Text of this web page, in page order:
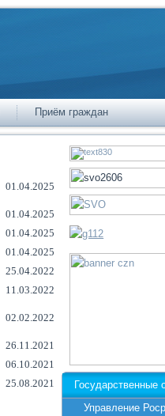
Приём граждан
01.04.2025
01.04.2025
01.04.2025
01.04.2025
25.04.2022
11.03.2022
02.02.2022
26.11.2021
06.10.2021
25.08.2021
Государственные
Управление